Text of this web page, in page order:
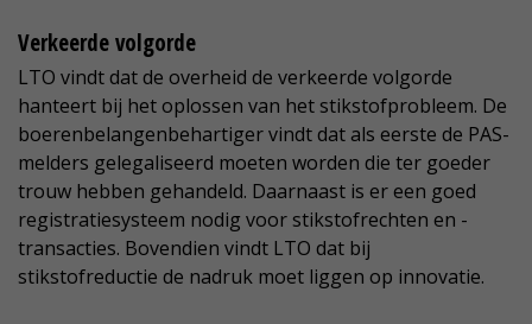
Verkeerde volgorde
LTO vindt dat de overheid de verkeerde volgorde
hanteert bij het oplossen van het stikstofprobleem. De
boerenbelangenbehartiger vindt dat als eerste de PAS-
melders gelegaliseerd moeten worden die ter goeder
trouw hebben gehandeld. Daarnaast is er een goed
registratiesysteem nodig voor stikstofrechten en -
transacties. Bovendien vindt LTO dat bij
stikstofreductie de nadruk moet liggen op innovatie.